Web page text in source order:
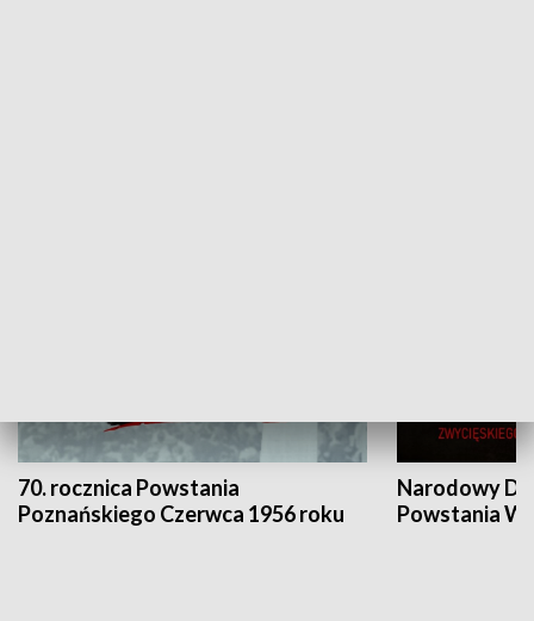
70. rocznica Powstania
Poznańskiego Czerwca 1956 roku
Narodowy
Powstania